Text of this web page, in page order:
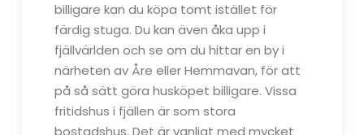
billigare kan du köpa tomt istället för
färdig stuga. Du kan även åka upp i
fjällvärlden och se om du hittar en by i
närheten av Åre eller Hemmavan, för att
på så sätt göra husköpet billigare. Vissa
fritidshus i fjällen är som stora
bostadshus. Det är vanligt med mycket